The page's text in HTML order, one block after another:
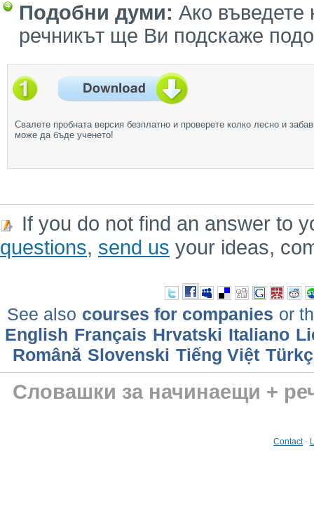
Подобни думи: Ако
речникът ще Ви подскаже
Свалете пробната версия безплатно и проверете колко лесно и
може да бъде ученето!
If you do not find an answer to
questions, send us your ideas,
See also courses for companies or
English Français Hrvatski Italiano
Română Slovenski Tiếng Việt
Словашки за начинаещи +
Contact-